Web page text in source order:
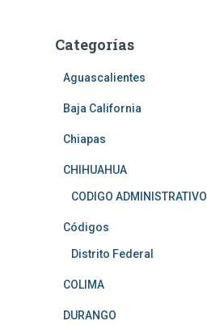
rCategorías
Aguascalientes
Baja California
Chiapas
CHIHUAHUA
CODIGO ADMINISTRATIVO
Códigos
Distrito Federal
COLIMA
DURANGO